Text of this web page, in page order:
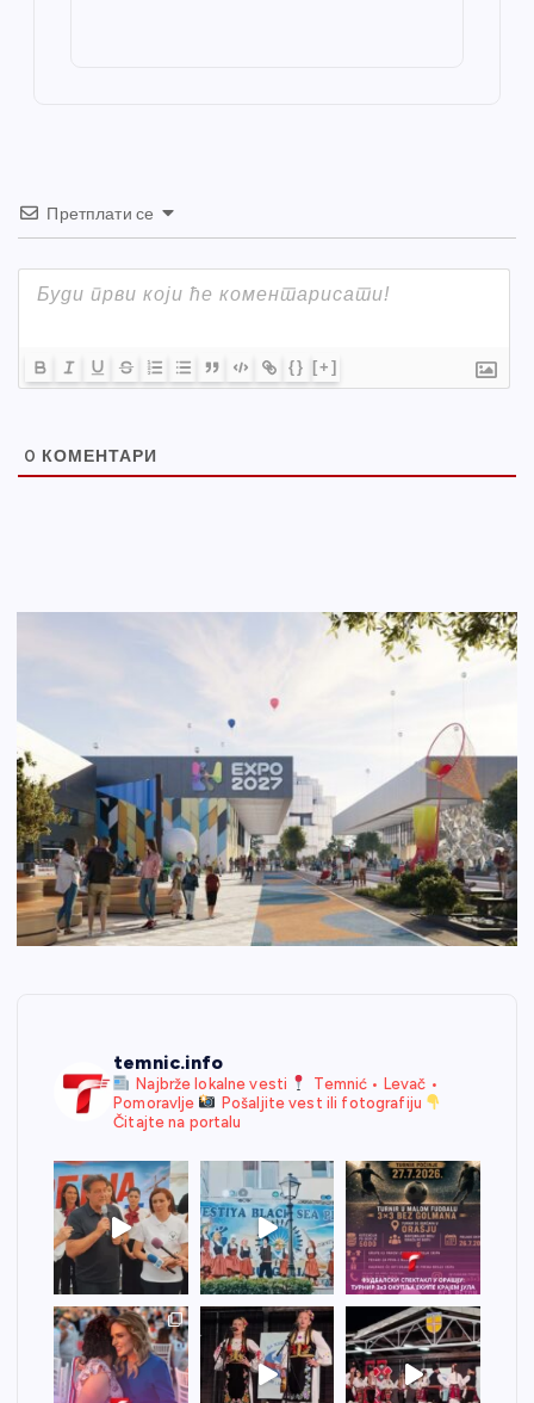
Претплати се
{} [+]
0 КОМЕНТАРИ
temnic.info
Najbrže lokalne vesti
Temnić • Levač •
Pomoravlje
Pošaljite vest ili fotografiju
Čitajte na portalu